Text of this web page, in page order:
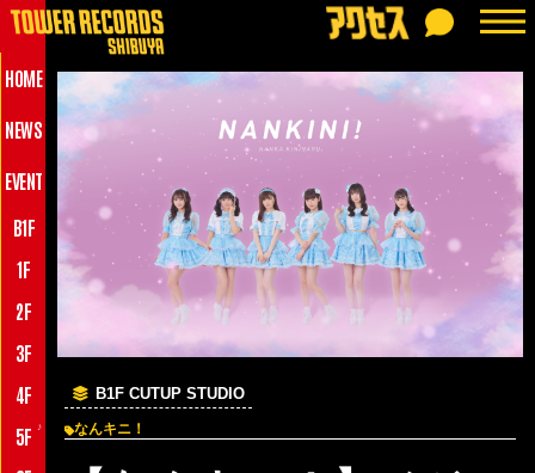
HOME
NEWS
EVENT
B1F
1F
2F
3F
4F
5F
♪
B1F CUTUP STUDIO
なんキニ！